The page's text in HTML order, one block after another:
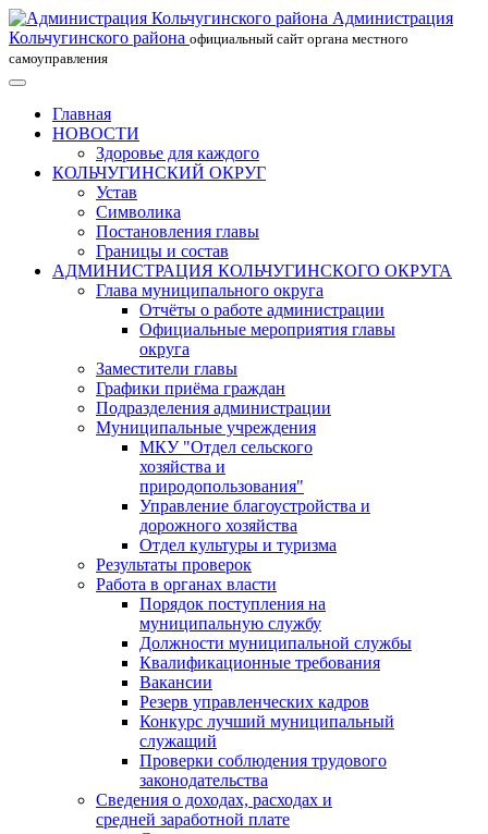
Администрация
Кольчугинского района официальный сайт органа местного
самоуправления
Главная
НОВОСТИ
Здоровье для каждого
КОЛЬЧУГИНСКИЙ ОКРУГ
Устав
Символика
Постановления главы
Границы и состав
АДМИНИСТРАЦИЯ КОЛЬЧУГИНСКОГО ОКРУГА
Глава муниципального округа
Отчёты о работе администрации
Официальные мероприятия главы
округа
Заместители главы
Графики приёма граждан
Подразделения администрации
Муниципальные учреждения
МКУ "Отдел сельского
хозяйства и
природопользования"
Управление благоустройства и
дорожного хозяйства
Отдел культуры и туризма
Результаты проверок
Работа в органах власти
Порядок поступления на
муниципальную службу
Должности муниципальной службы
Квалификационные требования
Вакансии
Резерв управленческих кадров
Конкурс лучший муниципальный
служащий
Проверки соблюдения трудового
законодательства
Сведения о доходах, расходах и
средней заработной плате